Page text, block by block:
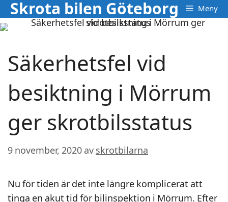
Hoppa
till
Skrota bilen Göteborg Meny
Säkerhetsfel vid
besiktning i Mörrum
ger skrotbilsstatus
9 november, 2020 av skrotbilarna
Nu för tiden är det inte längre komplicerat att
tinga en akut tid för bilinspektion i Mörrum. Efter